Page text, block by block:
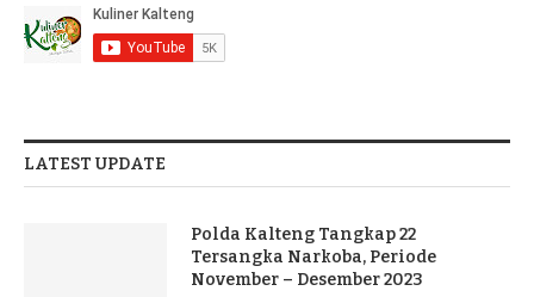
LATEST UPDATE
Polda Kalteng Tangkap 22
Tersangka Narkoba, Periode
November – Desember 2023